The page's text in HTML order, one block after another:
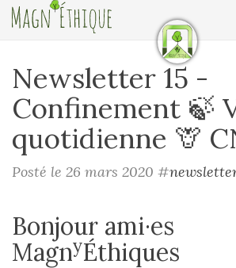
Newsletter 15 -
Confinement 🍃
quotidienne 🦒
Posté le 26 mars 2020 #
Bonjour ami·es
MagnyÉthiques